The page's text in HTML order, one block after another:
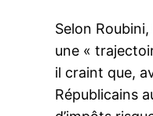
Selon
une «
il craint que,
Républicains